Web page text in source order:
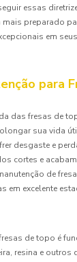
essas
mais preparado
em
para
das fresas de
sua vida
desgaste e
cortes e
de
em excelente
de topo é
resina e outros